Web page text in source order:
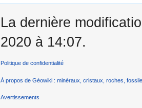
La dernière
2020 à 14:07.
Politique de confidentialité
À propos de Géowiki : minéraux, cristaux, roches,
Avertissements